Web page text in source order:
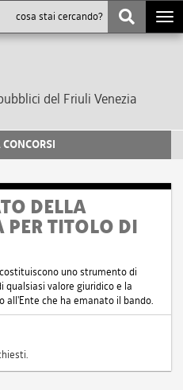
del Friuli Venezia
CONCORSI
DELLA
PER TITOLO DI
uno strumento di
qualsiasi valore giuridico e la
all'Ente che ha emanato il bando.